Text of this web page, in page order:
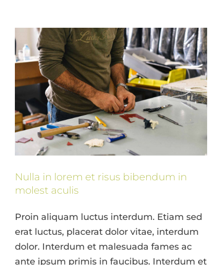
Nulla in lorem et risus bibendum in
molest aculis
Proin aliquam luctus interdum. Etiam sed
erat luctus, placerat dolor vitae, interdum
dolor. Interdum et malesuada fames ac
ante ipsum primis in faucibus. Interdum et